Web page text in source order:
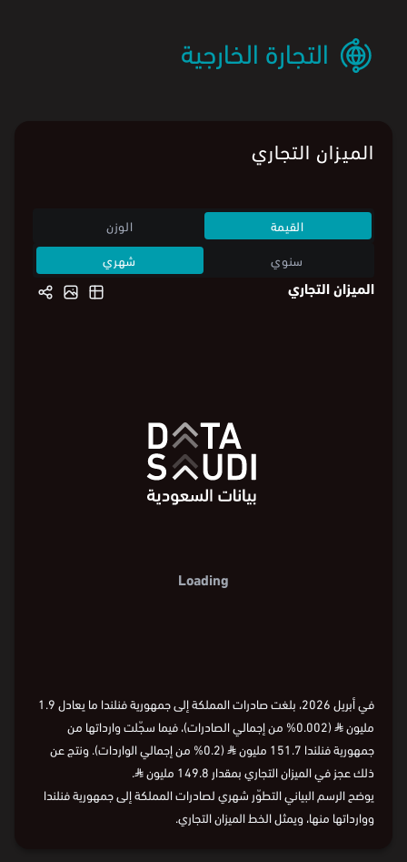
التجارة الخارجية
الميزان التجاري
القيمة
الوزن
سنوي
شهري
الميزان التجاري
Loading
في أبريل 2026، بلغت صادرات المملكة إلى جمهورية فنلندا ما يعادل 1.9
مليون⃁
(0.002% من إجمالي الصادرات)، فيما سجّلت وارداتها من
جمهورية فنلندا 151.7 مليون
⃁
(0.2% من إجمالي الواردات). ونتج عن
ذلك عجز في الميزان التجاري بمقدار 149.8 مليون
⃁
.
يوضح الرسم البياني التطوّر شهري لصادرات المملكة إلى جمهورية فنلندا
ووارداتها منها، ويمثل الخط الميزان التجاري.